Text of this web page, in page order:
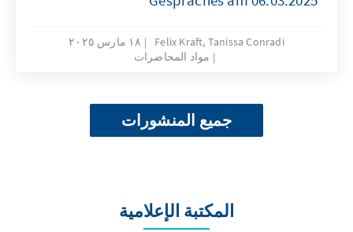
Felix Kraft, Tanissa Conradi
١٨ مارس ٢٠٢٥
مواد المحاضرات
جميع المنشورات
المكتبة الإعلامية